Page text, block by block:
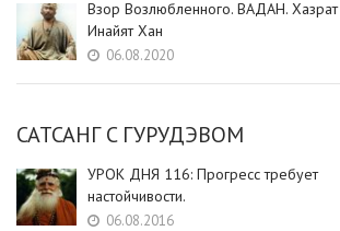
Взор Возлюбленного. ВАДАН. Хазрат
Инайят Хан
06.08.2020
САТСАНГ C ГУРУДЭВОМ
УРОК ДНЯ 116: Прогресс требует
настойчивости.
06.08.2016